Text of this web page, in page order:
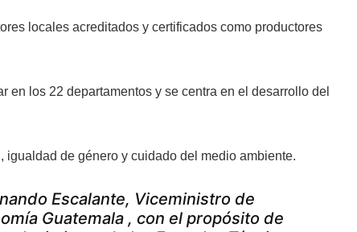
locales acreditados y certificados como productores
los 22 departamentos y se centra en el desarrollo del
de género y cuidado del medio ambiente.
Escalante, Viceministro de
Guatemala , con el propósito de